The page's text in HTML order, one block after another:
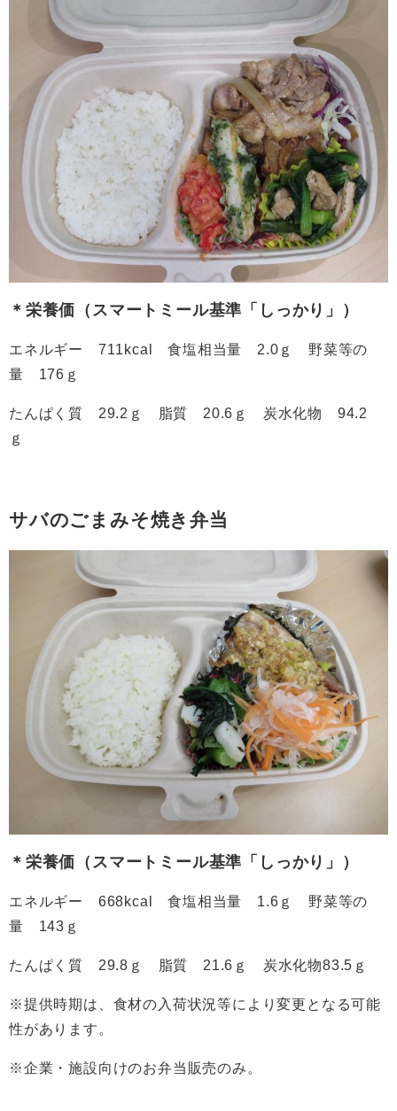
＊栄養価（スマートミール基準「しっかり」）
エネルギー 711kcal 食塩相当量 2.0ｇ 野菜等の
量 176ｇ
たんぱく質 29.2ｇ 脂質 20.6ｇ 炭水化物 94.2
ｇ
サバのごまみそ焼き弁当
＊栄養価（スマートミール基準「しっかり」）
エネルギー 668kcal 食塩相当量 1.6ｇ 野菜等の
量 143ｇ
たんぱく質 29.8ｇ 脂質 21.6ｇ 炭水化物83.5ｇ
※提供時期は、食材の入荷状況等により変更となる可能
性があります。
※企業・施設向けのお弁当販売のみ。